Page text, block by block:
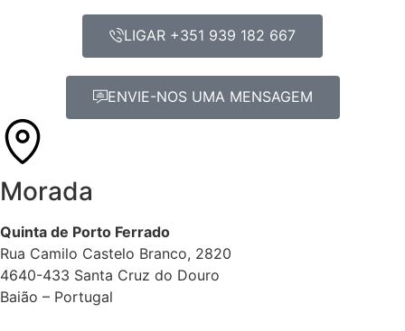
LIGAR +351 939 182 667
ENVIE-NOS UMA MENSAGEM
Morada
Quinta de Porto Ferrado
Rua Camilo Castelo Branco, 2820
4640-433 Santa Cruz do Douro
Baião – Portugal